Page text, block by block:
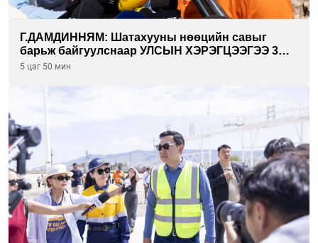
Г.ДАМДИННЯМ: Шатахууны нөөцийн савыг
барьж байгуулснаар УЛСЫН ХЭРЭГЦЭЭГЭЭ 3
САРААР НӨӨЦЛӨДӨГ болно
5 цаг 50 мин